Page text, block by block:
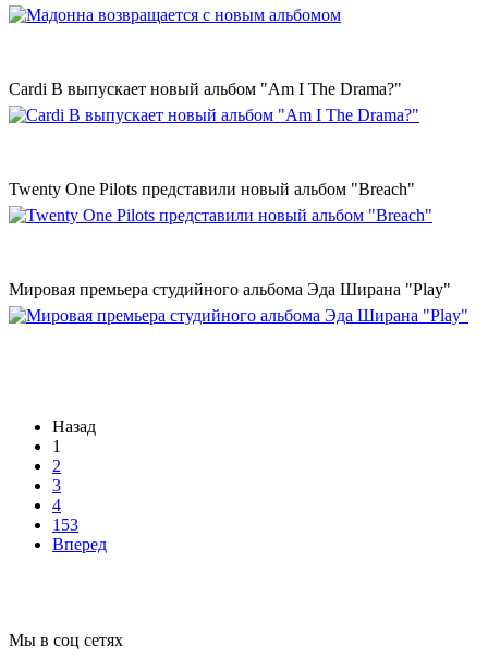
Cardi B выпускает новый альбом "Am I The Drama?"
Twenty One Pilots представили новый альбом "Breach"
Мировая премьера студийного альбома Эда Ширана "Play"
Назад
1
2
3
4
153
Вперед
Мы в соц сетях